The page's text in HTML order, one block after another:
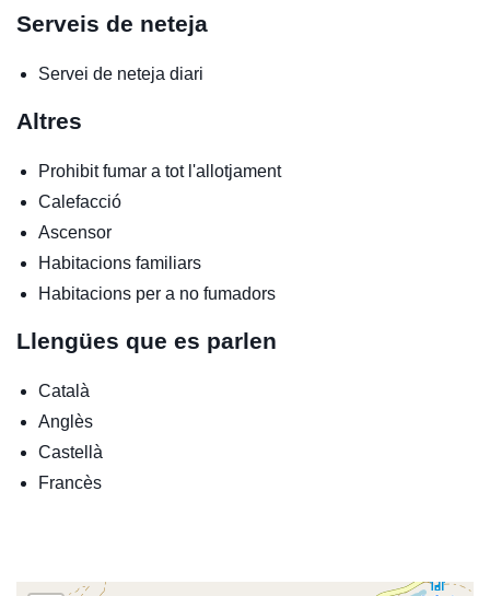
Serveis de neteja
Servei de neteja diari
Altres
Prohibit fumar a tot l'allotjament
Calefacció
Ascensor
Habitacions familiars
Habitacions per a no fumadors
Llengües que es parlen
Català
Anglès
Castellà
Francès